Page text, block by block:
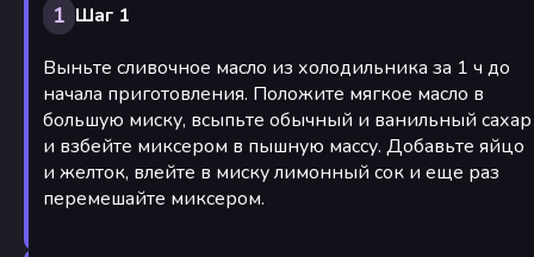
1 Шаг 1
Выньте сливочное масло из холодильника за 1 ч до
начала приготовления. Положите мягкое масло в
большую миску, всыпьте обычный и ванильный сахар
и взбейте миксером в пышную массу. Добавьте яйцо
и желток, влейте в миску лимонный сок и еще раз
перемешайте миксером.